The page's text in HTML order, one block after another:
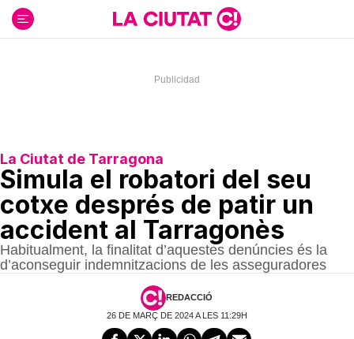
contenido
La Ciutat de Tarragona
Simula el robatori del seu
cotxe després de patir un
accident al Tarragonès
Habitualment, la finalitat d’aquestes denúncies és la
d’aconseguir indemnitzacions de les asseguradores
REDACCIÓ
26 DE MARÇ DE 2024 A LES 11:29H